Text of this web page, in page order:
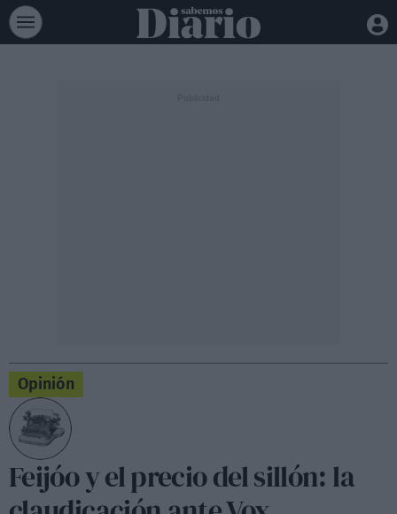
Opinión
Feijóo y el precio del sillón: la